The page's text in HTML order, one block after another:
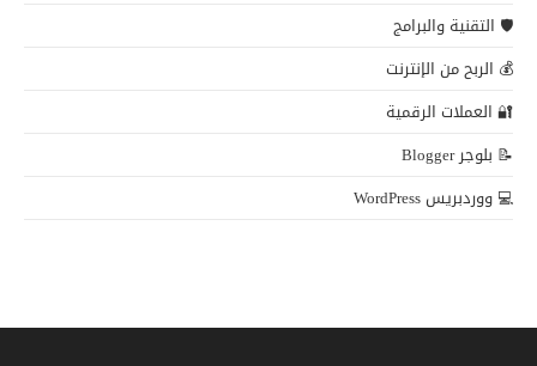
🛡️ التقنية والبرامج
💰 الربح من الإنترنت
🔐 العملات الرقمية
📝 بلوجر Blogger
💻 ووردبريس WordPress